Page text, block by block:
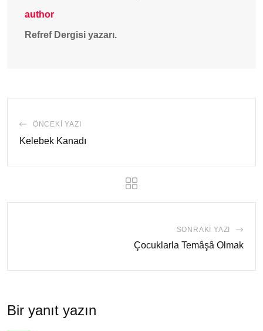
author
Refref Dergisi yazarı.
ÖNCEKI YAZI
Kelebek Kanadı
SONRAKI YAZI
Çocuklarla Temâşâ Olmak
Bir yanıt yazın